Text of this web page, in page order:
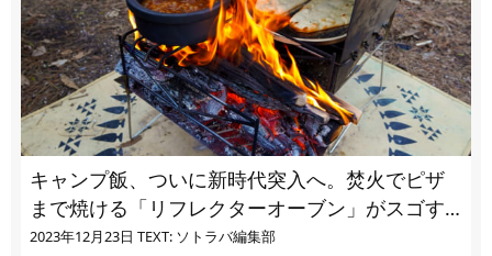
キャンプ飯、ついに新時代突入へ。焚火でピザ
まで焼ける「リフレクターオーブン」がスゴす
ぎる
2023年12月23日 TEXT: ソトラバ編集部